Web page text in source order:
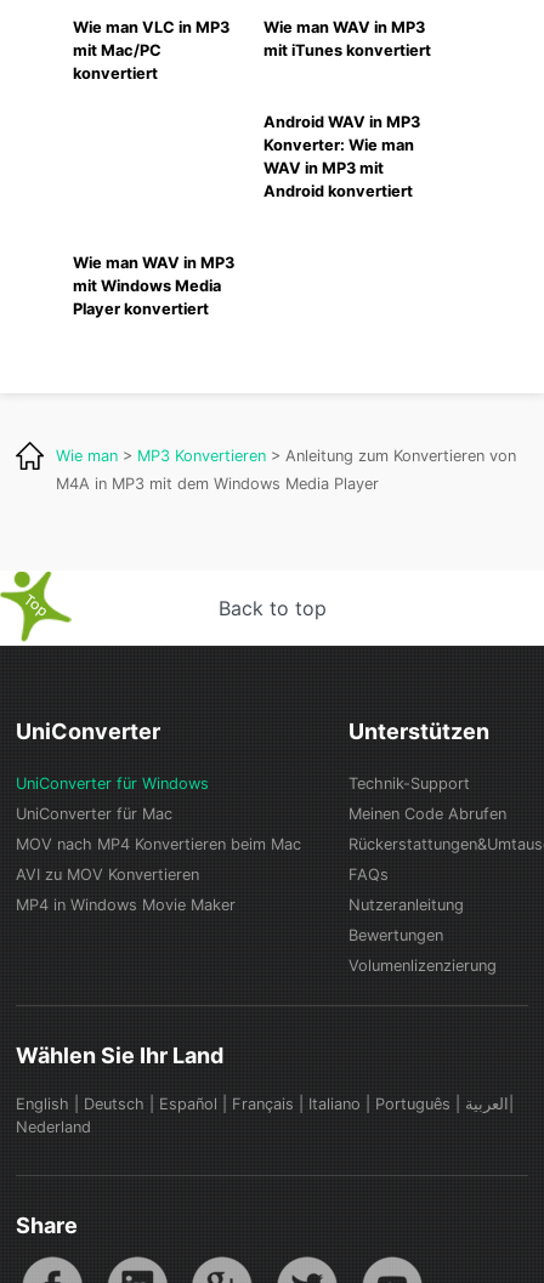
Wie man VLC in MP3
mit Mac/PC
konvertiert
Wie man WAV in MP3
mit iTunes konvertiert
Android WAV in MP3
Konverter: Wie man
WAV in MP3 mit
Android konvertiert
Wie man WAV in MP3
mit Windows Media
Player konvertiert
Wie man > MP3 Konvertieren > Anleitung zum Konvertieren von
M4A in MP3 mit dem Windows Media Player
Back to top
UniConverter
UniConverter für Windows
UniConverter für Mac
MOV nach MP4 Konvertieren beim Mac
AVI zu MOV Konvertieren
MP4 in Windows Movie Maker
Unterstützen
Technik-Support
Meinen Code Abrufen
FAQs
Nutzeranleitung
Bewertungen
Volumenlizenzierung
Wählen Sie Ihr Land
English Deutsch Español Français Italiano Português
Nederland
Share